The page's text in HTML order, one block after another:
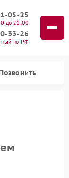
05-25
до 21:00
33-26
по РФ
Позвонить